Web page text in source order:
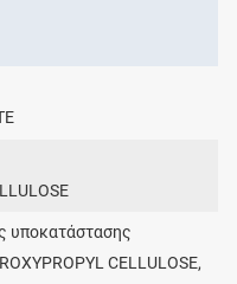
υποκατάστασης
CELLULOSE,